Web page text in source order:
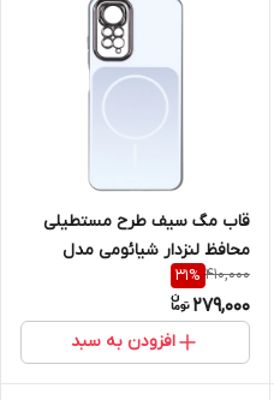
قاب مگ سیف طرح مستطیلی
محافظ لنزدار شیائومی مدل
Xiaomi Redmi Note 12S
410,000
31%
279,000
افزودن به سبد